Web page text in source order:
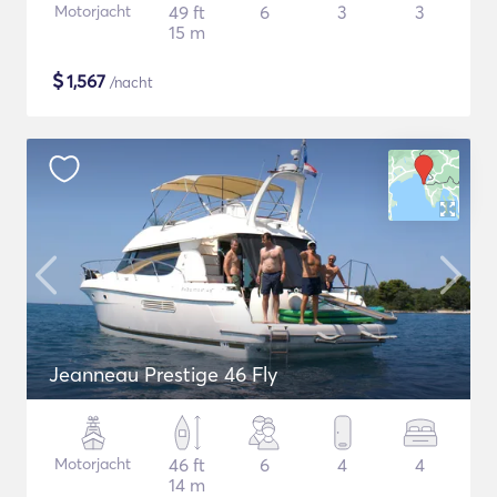
Motorjacht
49 ft
15 m
6 3 3
$1,567 /nacht
Jeanneau Prestige 46 Fly
Motorjacht
46 ft
14 m
6 4 4